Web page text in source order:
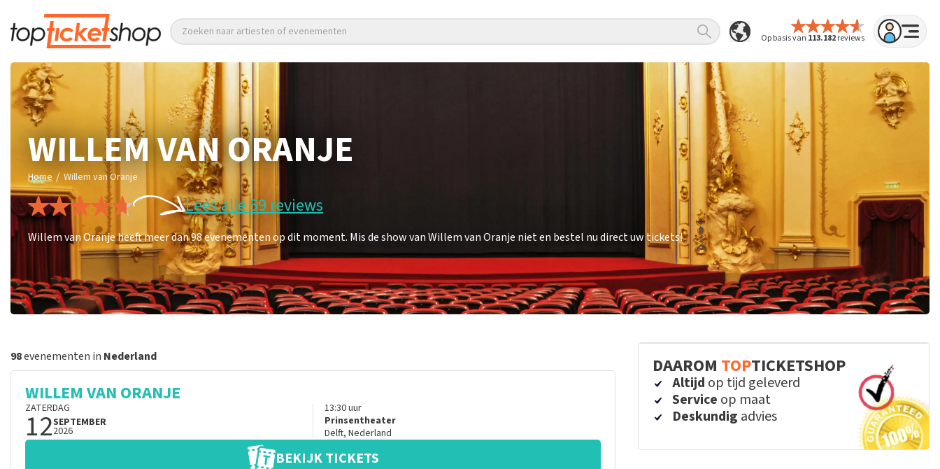
Op basis van 113.182reviews
Zoeken naar artiesten of evenementen
WILLEM VAN ORANJE
Home / Willem van Oranje
Lees alle 59 reviews
Willem van Oranje heeft meer dan 98 evenementen op dit moment. Mis de show van Willem van Oranje niet en bestel nu direct uw tickets!
98evenementen in Nederland
WILLEM VAN ORANJE
ZATERDAG
12SEPTEMBER
2026
13:30uur
Prinsentheater
Delft, Nederland
BEKIJK TICKETS
DAAROM TOPTICKETSHOP
Altijd op tijd geleverd
Service op maat
Deskundig advies